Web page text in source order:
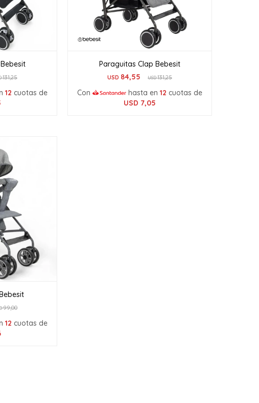
131,25
12 cuotas de
Paraguitas Clap Bebesit
USD 84,55 USD131,25
Con hasta en12 cuotas de
USD 7,05
99,00
12 cuotas de